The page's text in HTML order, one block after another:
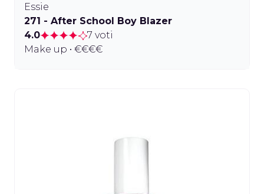
Essie
271 - After School Boy Blazer
4.0
7 voti
Make up • €€€€